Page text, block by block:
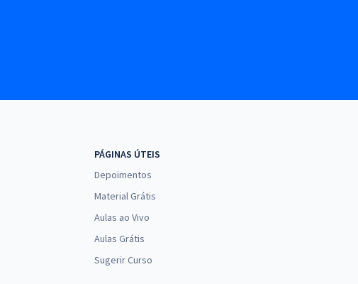
PÁGINAS ÚTEIS
Depoimentos
Material Grátis
Aulas ao Vivo
Aulas Grátis
Sugerir Curso